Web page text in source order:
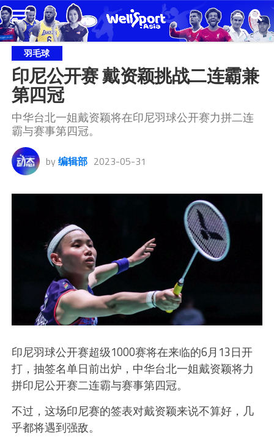
羽毛球
印尼公开赛 戴资颖挑战二连霸兼
第四冠
中华台北一姐戴资颖将在印尼羽球公开赛力拼二连
霸与赛事第四冠。
by 编辑部 2023-05-31
印尼羽球公开赛超级1000赛将在来临的6月13日开
打，抽签名单日前出炉，中华台北一姐戴资颖将力
拼印尼公开赛二连霸与赛事第四冠。
不过，这场印尼赛的签表对戴资颖来说不算好，几
乎都将遇到强敌。